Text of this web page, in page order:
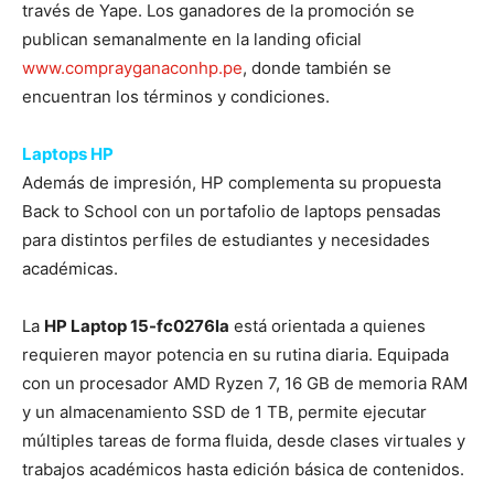
través de Yape. Los ganadores de la promoción se
publican semanalmente en la landing oficial
www.comprayganaconhp.pe, donde también se
encuentran los términos y condiciones.
Laptops HP
Además de impresión, HP complementa su propuesta
Back to School con un portafolio de laptops pensadas
para distintos perfiles de estudiantes y necesidades
académicas.
La HP Laptop 15-fc0276la está orientada a quienes
requieren mayor potencia en su rutina diaria. Equipada
con un procesador AMD Ryzen 7, 16 GB de memoria RAM
y un almacenamiento SSD de 1 TB, permite ejecutar
múltiples tareas de forma fluida, desde clases virtuales y
trabajos académicos hasta edición básica de contenidos.